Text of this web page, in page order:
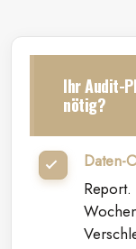
Ihr Audit-
nötig?
Daten-